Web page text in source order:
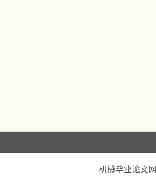
机械毕业论文网